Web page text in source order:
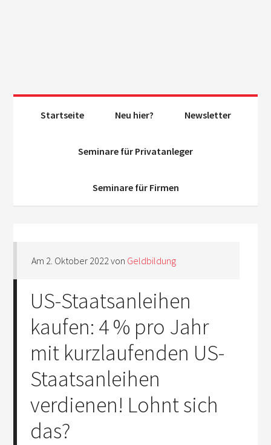
Startseite Neu hier? Newsletter
Seminare für Privatanleger
Seminare für Firmen
Am 2. Oktober 2022von Geldbildung
US-Staatsanleihen
kaufen: 4 % pro Jahr
mit kurzlaufenden US-
Staatsanleihen
verdienen! Lohnt sich
das?